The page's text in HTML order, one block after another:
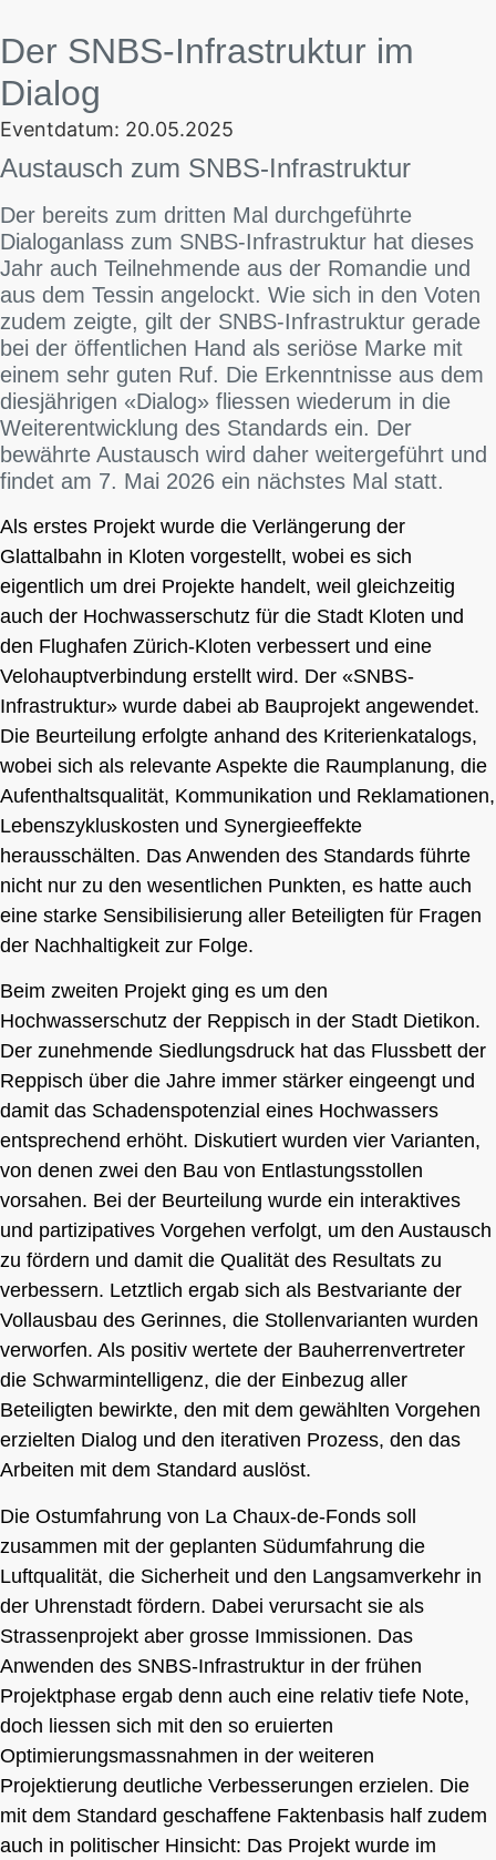
Der SNBS-Infrastruktur im
Dialog
Eventdatum: 20.05.2025
Austausch zum SNBS-Infrastruktur
Der bereits zum dritten Mal durchgeführte
Dialoganlass zum SNBS-Infrastruktur hat dieses
Jahr auch Teilnehmende aus der Romandie und
aus dem Tessin angelockt. Wie sich in den Voten
zudem zeigte, gilt der SNBS-Infrastruktur gerade
bei der öffentlichen Hand als seriöse Marke mit
einem sehr guten Ruf. Die Erkenntnisse aus dem
diesjährigen «Dialog» fliessen wiederum in die
Weiterentwicklung des Standards ein. Der
bewährte Austausch wird daher weitergeführt und
findet am 7. Mai 2026 ein nächstes Mal statt.
Als erstes Projekt wurde die Verlängerung der
Glattalbahn in Kloten vorgestellt, wobei es sich
eigentlich um drei Projekte handelt, weil gleichzeitig
auch der Hochwasserschutz für die Stadt Kloten und
den Flughafen Zürich-Kloten verbessert und eine
Velohauptverbindung erstellt wird. Der «SNBS-
Infrastruktur» wurde dabei ab Bauprojekt angewendet.
Die Beurteilung erfolgte anhand des Kriterienkatalogs,
wobei sich als relevante Aspekte die Raumplanung, die
Aufenthaltsqualität, Kommunikation und Reklamationen,
Lebenszykluskosten und Synergieeffekte
herausschälten. Das Anwenden des Standards führte
nicht nur zu den wesentlichen Punkten, es hatte auch
eine starke Sensibilisierung aller Beteiligten für Fragen
der Nachhaltigkeit zur Folge.
Beim zweiten Projekt ging es um den
Hochwasserschutz der Reppisch in der Stadt Dietikon.
Der zunehmende Siedlungsdruck hat das Flussbett der
Reppisch über die Jahre immer stärker eingeengt und
damit das Schadenspotenzial eines Hochwassers
entsprechend erhöht. Diskutiert wurden vier Varianten,
von denen zwei den Bau von Entlastungsstollen
vorsahen. Bei der Beurteilung wurde ein interaktives
und partizipatives Vorgehen verfolgt, um den Austausch
zu fördern und damit die Qualität des Resultats zu
verbessern. Letztlich ergab sich als Bestvariante der
Vollausbau des Gerinnes, die Stollenvarianten wurden
verworfen. Als positiv wertete der Bauherrenvertreter
die Schwarmintelligenz, die der Einbezug aller
Beteiligten bewirkte, den mit dem gewählten Vorgehen
erzielten Dialog und den iterativen Prozess, den das
Arbeiten mit dem Standard auslöst.
Die Ostumfahrung von La Chaux-de-Fonds soll
zusammen mit der geplanten Südumfahrung die
Luftqualität, die Sicherheit und den Langsamverkehr in
der Uhrenstadt fördern. Dabei verursacht sie als
Strassenprojekt aber grosse Immissionen. Das
Anwenden des SNBS-Infrastruktur in der frühen
Projektphase ergab denn auch eine relativ tiefe Note,
doch liessen sich mit den so eruierten
Optimierungsmassnahmen in der weiteren
Projektierung deutliche Verbesserungen erzielen. Die
mit dem Standard geschaffene Faktenbasis half zudem
auch in politischer Hinsicht: Das Projekt wurde im